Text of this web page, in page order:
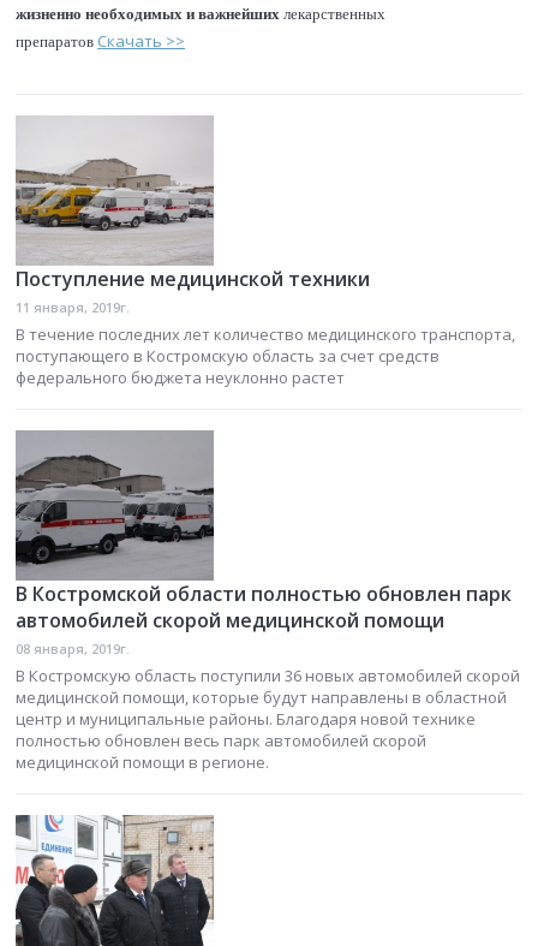
жизненно необходимых и важнейшихлекарственных
препаратов Скачать >>
Поступление медицинской техники
11 января, 2019г.
В течение последних лет количество медицинского транспорта,
поступающего в Костромскую область за счет средств
федерального бюджета неуклонно растет
В Костромской области полностью обновлен парк
автомобилей скорой медицинской помощи
08 января, 2019г.
В Костромскую область поступили 36 новых автомобилей скорой
медицинской помощи, которые будут направлены в областной
центр и муниципальные районы. Благодаря новой технике
полностью обновлен весь парк автомобилей скорой
медицинской помощи в регионе.